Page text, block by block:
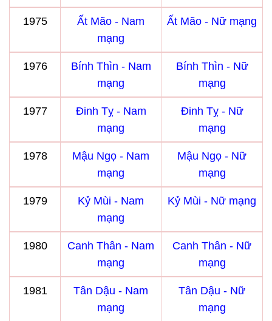
1975
Ất Mão - Nam
mạng
Ất Mão - Nữ mạng
1976
Bính Thìn - Nam
mạng
Bính Thìn - Nữ
mạng
1977
Đinh Tỵ - Nam
mạng
Đinh Tỵ - Nữ
mạng
1978
Mậu Ngọ - Nam
mạng
Mậu Ngọ - Nữ
mạng
1979
Kỷ Mùi - Nam
mạng
Kỷ Mùi - Nữ mạng
1980
Canh Thân - Nam
mạng
Canh Thân - Nữ
mạng
1981
Tân Dậu - Nam
mạng
Tân Dậu - Nữ
mạng